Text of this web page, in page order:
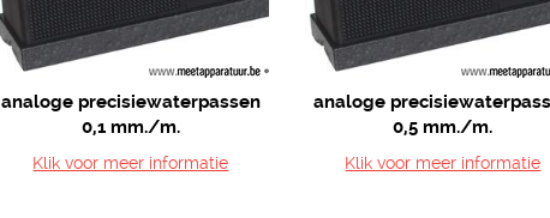
analoge precisiewaterpassen
0,1 mm./m.
Klik voor meer informatie
analoge
0,5 mm./m.
Klik voor meer informatie